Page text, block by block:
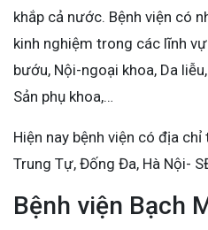
khắp cả nước. Bệnh viện có
kinh nghiệm trong các lĩnh
bướu, Nội-ngoại khoa, Da
Sản phụ khoa,…
Hiện nay bệnh viện có địa
Trung Tự, Đống Đa, Hà Nội-
Bệnh viện Bạch